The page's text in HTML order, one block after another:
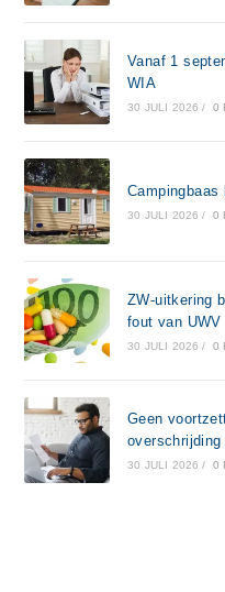
Vanaf 1
WIA
30 JULI 2026 / 0
30 JULI 2026 / 0
ZW-uitkering
fout van UWV
30 JULI 2026 / 0
Geen
30 JULI 2026 / 0